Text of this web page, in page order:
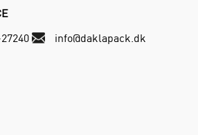
info@daklapack.dk